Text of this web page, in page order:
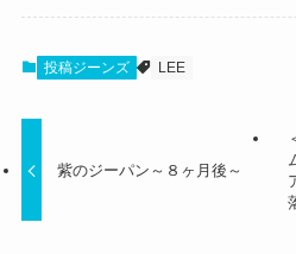
投稿ジーンズ LEE
紫のジーパン～８ヶ月後～